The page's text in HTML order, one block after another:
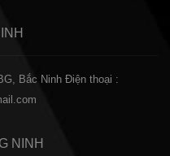
Bắc Ninh Điện thoại :
NINH